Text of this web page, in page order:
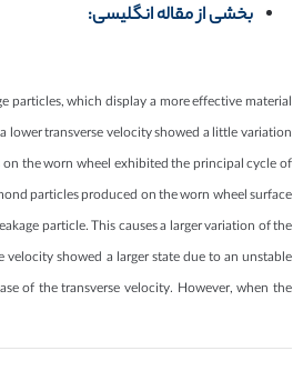
بخشی از مقاله انگلیسی:
particles, which display a more effective material
lower transverse velocity showed a little variation
the worn wheel exhibited the principal cycle of
particles produced on the worn wheel surface
particle. This causes a larger variation of the
showed a larger state due to an unstable
of the transverse velocity. However, when the